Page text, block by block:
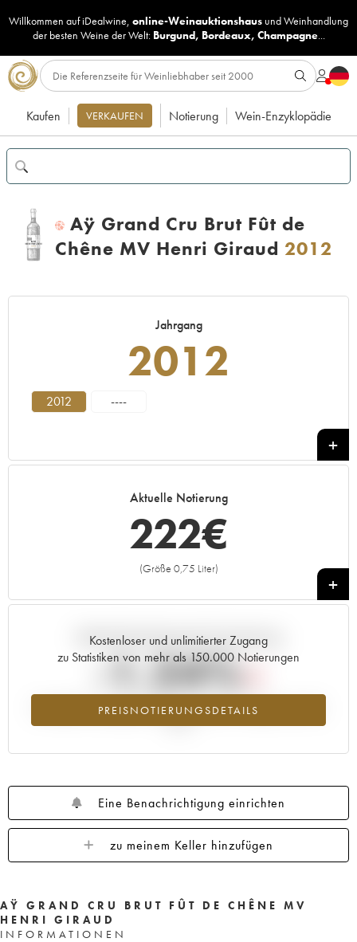
Willkommen auf iDealwine, online-Weinauktionshaus undWeinhandlung
der besten Weine der Welt: Burgund, Bordeaux, Champagne...
Kaufen VERKAUFEN Notierung Wein-Enzyklopädie
H Aÿ Grand Cru Brut Fût de
Chêne MV Henri Giraud 2012
Jahrgang
2012
2012 ----
Aktuelle Notierung
222€
(Größe 0,75 Liter)
+
Kostenloser und unlimitierter Zugang
zu Statistiken von mehr als 150.000 Notierungen
PREISNOTIERUNGSDETAILS
Aktuelle Entwicklung der Preisnotierung
-1.24%
Preisabfall des Jahrgangs 2012 im Jahr 2026 im Vergleich zum Jahr
Eine Benachrichtigung einrichten
zu meinem Keller hinzufügen
AŸ GRAND CRU BRUT FÛT DE CHÊNE MV
HENRI GIRAUD
INFORMATIONEN